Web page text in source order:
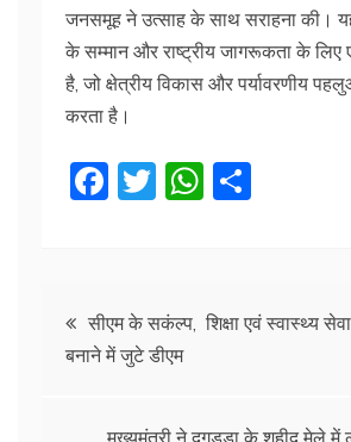
जनसमूह ने उत्साह के साथ सराहना की।
के सम्मान और राष्ट्रीय जागरूकता के लिए
है, जो क्षेत्रीय विकास और पर्यावरणीय
करता है।
F
b
o
T
W
A
Post
navigation
सीएम के सकंल्प, शिक्षा एवं स्वास्थ्य
बनाने में जुटे डीएम
मुख्यमंत्री ने दुगड्डा के शहीद मेले में